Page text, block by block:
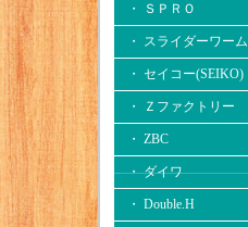
・ ＳＰＲＯ
・ スライダーワーム
・ セイコー(SEIKO)
・ Ｚファクトリー
・ ZBC
・ ダイワ
・ Double.H